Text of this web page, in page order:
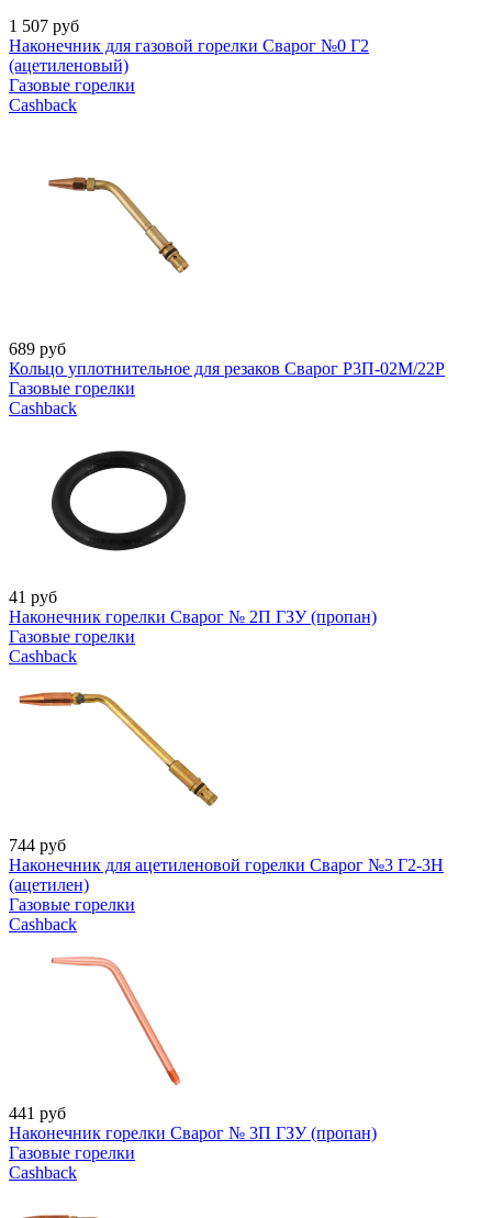
1 507 руб
Наконечник для газовой горелки Сварог №0 Г2
(ацетиленовый)
Газовые горелки
Cashback
689 руб
Кольцо уплотнительное для резаков Сварог Р3П-02М/22Р
Газовые горелки
Cashback
41 руб
Наконечник горелки Сварог № 2П ГЗУ (пропан)
Газовые горелки
Cashback
744 руб
Наконечник для ацетиленовой горелки Сварог №3 Г2-3Н
(ацетилен)
Газовые горелки
Cashback
441 руб
Наконечник горелки Сварог № 3П ГЗУ (пропан)
Газовые горелки
Cashback